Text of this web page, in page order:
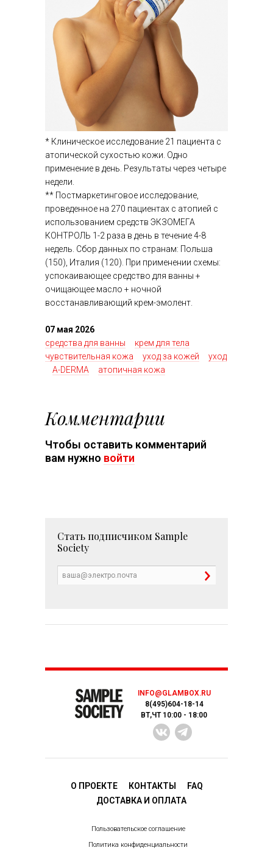
* Клиническое исследование 21 пациента с
атопической сухостью кожи. Одно
применение в день. Результаты через четыре
недели.
** Постмаркетинговое исследование,
проведенное на 270 пациентах с атопией с
использованием средств ЭКЗОМЕГА
КОНТРОЛЬ 1-2 раза в день в течение 4-8
недель. Сбор данных по странам: Польша
(150), Италия (120). При применении схемы:
успокаивающее средство для ванны +
очищающее масло + ночной
восстанавливающий крем-эмолент​.
07 мая 2026
средства для ванны
крем для тела
чувствительная кожа
уход за кожей
уход
A-DERMA
атопичная кожа
Комментарии
Чтобы оставить комментарий
вам нужно войти
Стать подписчиком Sample
Society
INFO@GLAMBOX.RU
8(495)604-18-14
ВТ,ЧТ 10:00 - 18:00
О ПРОЕКТЕ КОНТАКТЫ
FAQ
ДОСТАВКA И ОПЛАТА
Пользовательское соглашение
Политика конфиденциальности